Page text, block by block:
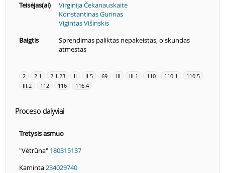
Teisėjas(ai)
Virginija Čekanauskaitė
Konstantinas Gurinas
Vigintas Višinskis
Baigtis
Sprendimas paliktas nepakeistas, o skundas
atmestas
2 2.1 2.1.23 II II.5 69 III III.1 110 110.1
110.5
III.2
112 116 116.4
Proceso dalyviai
Tretysis asmuo
"Vėtrūna" 180315137
Kaminta234029740